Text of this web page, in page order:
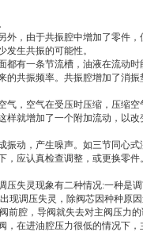
，由于共振腔中增加了零件
生共振的可能性。
有一条节流槽，油液在流动
共振频率。共振腔增加了消
，空气在受压时压缩，压缩
就增加了一个附加流动，以
动，产生噪声。如三节同心
应认真检查调整，或更换零件。
失灵现象有二种情况:一种是
现调压失灵，除阀芯因种种原
前腔，导阀就失去对主阀压力
在进油腔压力很低的情况下